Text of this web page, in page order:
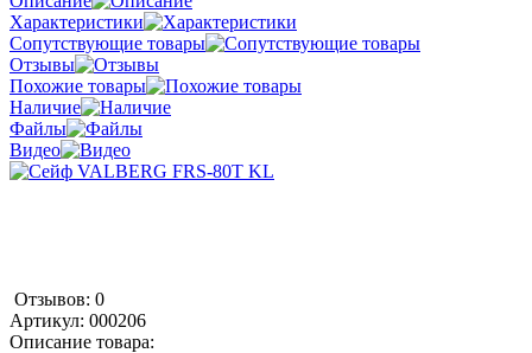
Характеристики
Сопутствующие товары
Отзывы
Похожие товары
Наличие
Файлы
Видео
Отзывов: 0
Артикул: 000206
Описание товара: